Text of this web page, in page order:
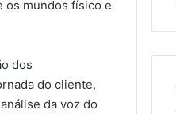
os mundos físico e
dos
do cliente,
da voz do